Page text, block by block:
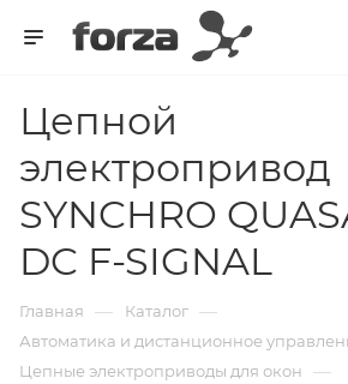
Цепной
электропривод
SYNCHRO
DC F-SIGNAL
Главная — Каталог —
Автоматика и дистанционное
Цепные электроприводы для окон —